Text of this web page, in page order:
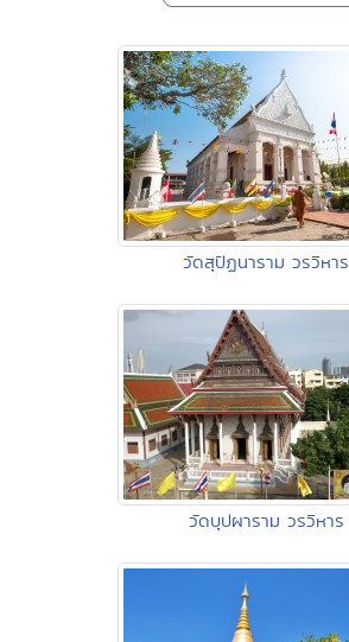
วัดสุปัฏนาราม วรวิหาร
วัดบุปผาราม วรวิหาร